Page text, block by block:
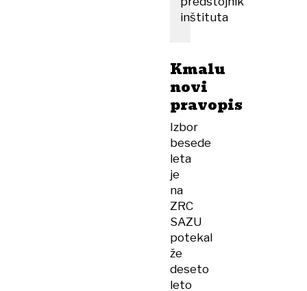
inštituta
Kmalu
novi
pravopis
Izbor
besede
leta
je
na
ZRC
SAZU
potekal
že
deseto
leto